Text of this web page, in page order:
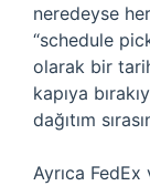
neredeyse
“schedule
olarak bir
kapıya
dağıtım
Ayrıca